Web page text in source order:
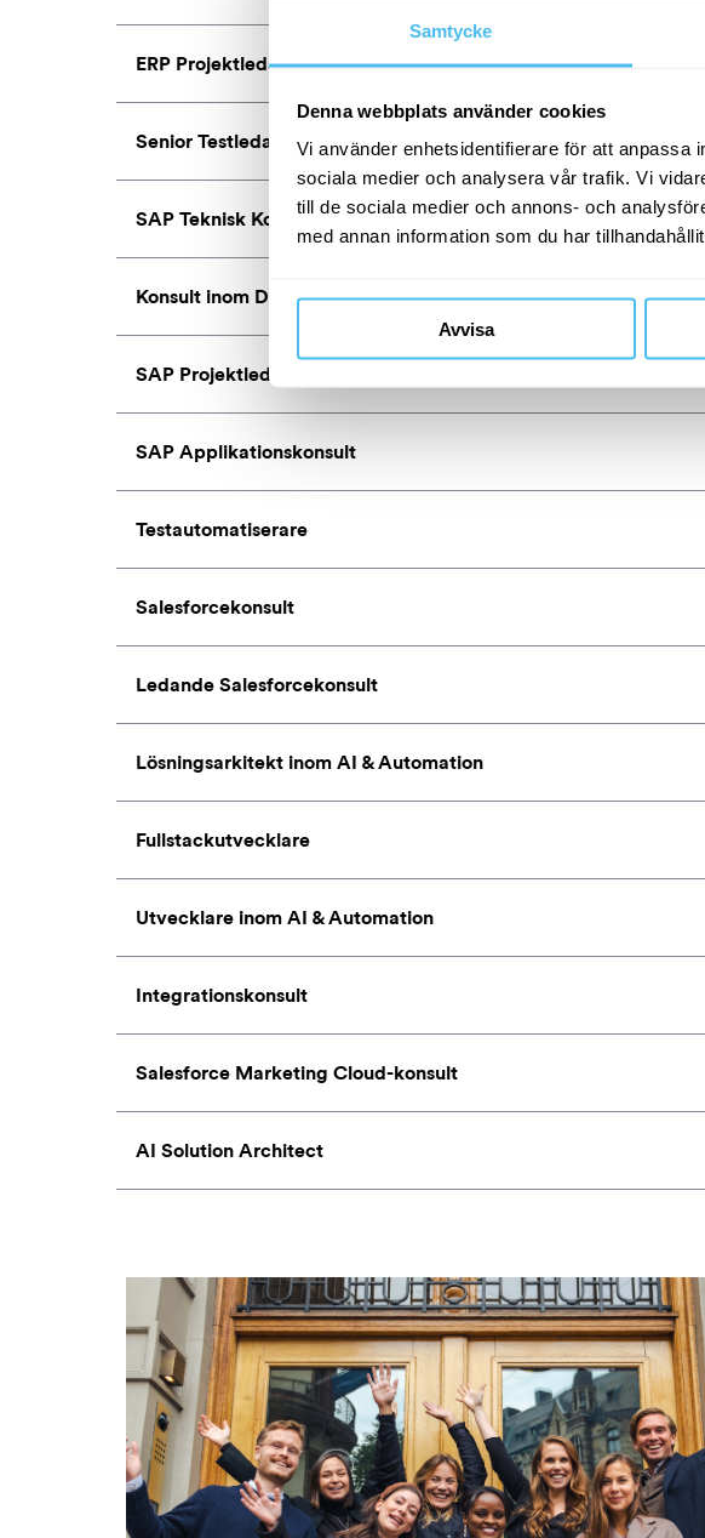
Samtycke
Denna webbplats använder cookies
Vi använder enhetsidentifierare för att anpassa
sociala medier och analysera vår trafik. Vi
till de sociala medier och annons- och
med annan information som du har
Avvisa
ERP Projektledare
Senior Testledare
SAP Teknisk Konsult
Konsult inom Data & Analytics
SAP Projektledare
SAP Applikationskonsult
Testautomatiserare
Salesforcekonsult
Ledande Salesforcekonsult
Lösningsarkitekt inom AI & Automation
Fullstackutvecklare
Utvecklare inom AI & Automation
Integrationskonsult
Salesforce Marketing Cloud-konsult
AI Solution Architect